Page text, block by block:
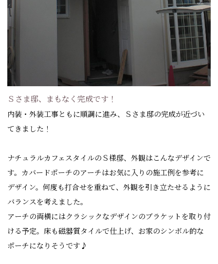
Ｓさま邸、まもなく完成です！
内装・外装工事ともに順調に進み、Ｓさま邸の完成が近づい
てきました！
ナチュラルカフェスタイルのＳ様邸、外観はこんなデザインで
す。カバードポーチのアーチはお気に入りの施工例を参考に
デザイン。何度も打合せを重ねて、外観を引き立たせるように
バランスを考えました。
アーチの両横にはクラシックなデザインのブラケットを取り付
ける予定。床も磁器質タイルで仕上げ、お家のシンボル的な
ポーチになりそうです♪